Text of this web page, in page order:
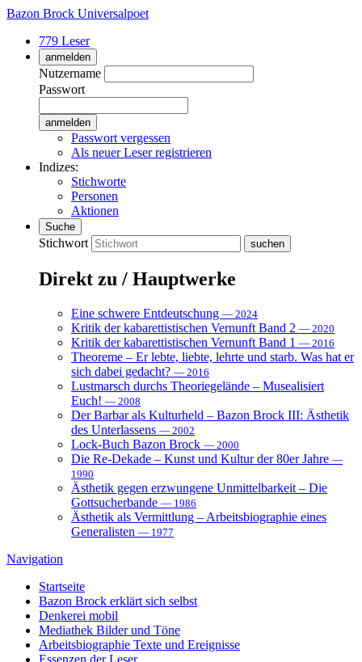
Bazon Brock Universalpoet
779 Leser
anmelden
Nutzername
Passwort
Passwort vergessen
Als neuer Leser registrieren
Indizes:
Stichworte
Personen
Aktionen
Suche
Stichwort
Direkt zu / Hauptwerke
Eine schwere Entdeutschung — 2024
Kritik der kabarettistischen Vernunft Band 2 — 2020
Kritik der kabarettistischen Vernunft Band 1 — 2016
Theoreme – Er lebte, liebte, lehrte und starb. Was hat er
sich dabei gedacht? — 2016
Lustmarsch durchs Theoriegelände – Musealisiert
Euch! — 2008
Der Barbar als Kulturheld – Bazon Brock III: Ästhetik
des Unterlassens — 2002
Lock-Buch Bazon Brock — 2000
Die Re-Dekade – Kunst und Kultur der 80er Jahre —
1990
Ästhetik gegen erzwungene Unmittelbarkeit – Die
Gottsucherbande — 1986
Ästhetik als Vermittlung – Arbeitsbiographie eines
Generalisten — 1977
Navigation
Startseite
Bazon Brock erklärt sich selbst
Denkerei mobil
Mediathek Bilder und Töne
Arbeitsbiographie Texte und Ereignisse
Essenzen der Leser